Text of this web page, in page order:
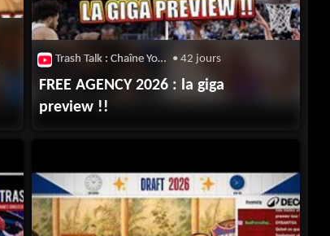
Trash Talk : Chaîne Youtube • 42 jours
FREE AGENCY 2026 : la giga
preview !!